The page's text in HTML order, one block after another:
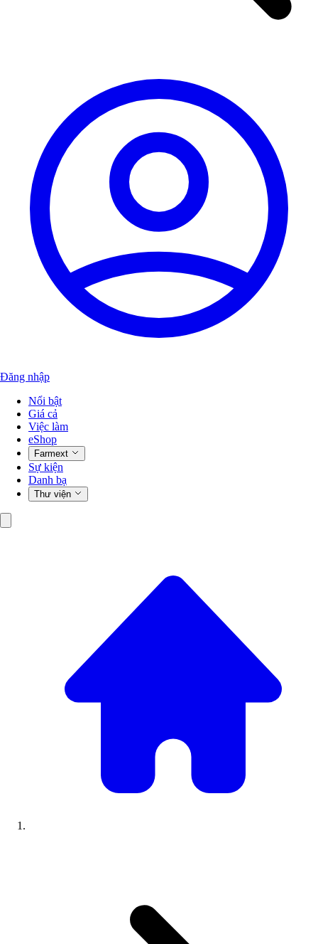
Đăng nhập
Nổi bật
Giá cả
Việc làm
eShop
Farmext
Sự kiện
Danh bạ
Thư viện